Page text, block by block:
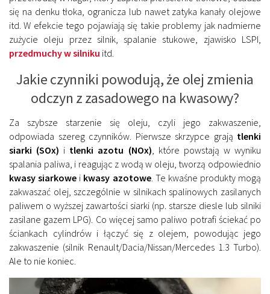
się na denku tłoka, ogranicza lub nawet zatyka kanały olejowe
itd. W efekcie tego pojawiają się takie problemy jak nadmierne
zużycie oleju przez silnik, spalanie stukowe, zjawisko LSPI,
przedmuchy w silniku itd.
Jakie czynniki powodują, że olej zmienia
odczyn z zasadowego na kwasowy?
Za szybsze starzenie się oleju, czyli jego zakwaszenie,
odpowiada szereg czynników. Pierwsze skrzypce grają tlenki
siarki (SOx) i tlenki azotu (NOx), które powstają w wyniku
spalania paliwa, i reagując z wodą w oleju, tworzą odpowiednio
kwasy siarkowe i kwasy azotowe. Te kwaśne produkty mogą
zakwaszać olej, szczególnie w silnikach spalinowych zasilanych
paliwem o wyższej zawartości siarki (np. starsze diesle lub silniki
zasilane gazem LPG). Co więcej samo paliwo potrafi ściekać po
ściankach cylindrów i łączyć się z olejem, powodując jego
zakwaszenie (silnik Renault/Dacia/Nissan/Mercedes 1.3 Turbo).
Ale to nie koniec.